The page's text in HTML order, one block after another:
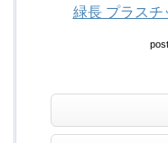
緑長 プラスチ